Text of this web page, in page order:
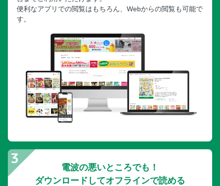
便利なアプリでの閲覧はもちろん、Webからの閲覧も可能で
す。
電波の悪いところでも！
ダウンロードしてオフラインで読める